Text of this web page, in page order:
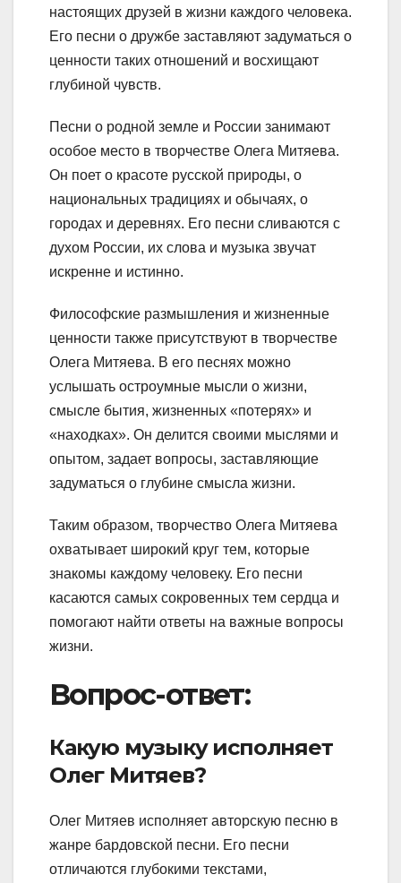
настоящих друзей в жизни каждого человека.
Его песни о дружбе заставляют задуматься о
ценности таких отношений и восхищают
глубиной чувств.
Песни о родной земле и России занимают
особое место в творчестве Олега Митяева.
Он поет о красоте русской природы, о
национальных традициях и обычаях, о
городах и деревнях. Его песни сливаются с
духом России, их слова и музыка звучат
искренне и истинно.
Философские размышления и жизненные
ценности также присутствуют в творчестве
Олега Митяева. В его песнях можно
услышать остроумные мысли о жизни,
смысле бытия, жизненных «потерях» и
«находках». Он делится своими мыслями и
опытом, задает вопросы, заставляющие
задуматься о глубине смысла жизни.
Таким образом, творчество Олега Митяева
охватывает широкий круг тем, которые
знакомы каждому человеку. Его песни
касаются самых сокровенных тем сердца и
помогают найти ответы на важные вопросы
жизни.
Вопрос-ответ:
Какую музыку исполняет
Олег Митяев?
Олег Митяев исполняет авторскую песню в
жанре бардовской песни. Его песни
отличаются глубокими текстами,